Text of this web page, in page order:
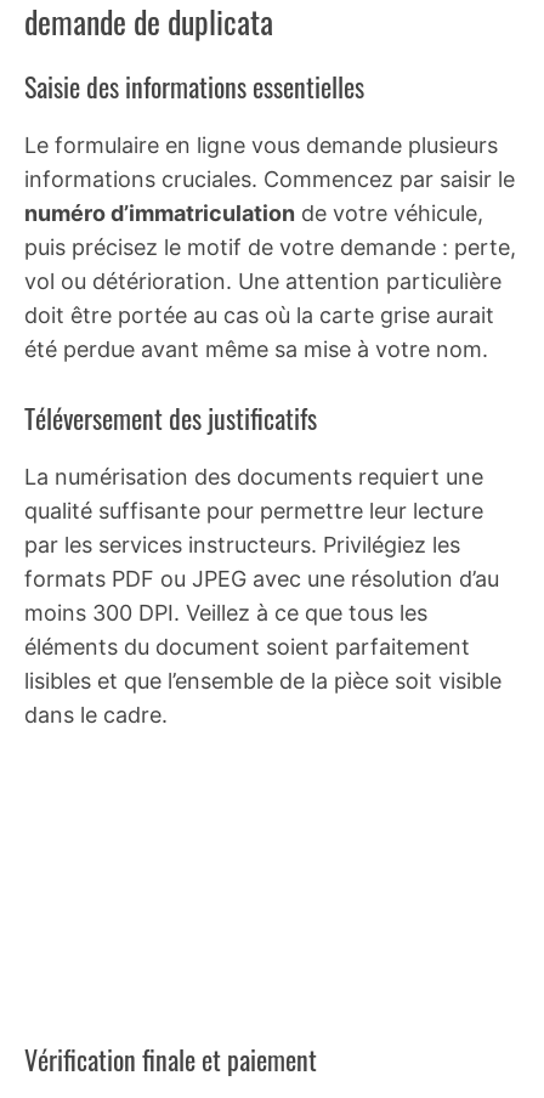
demande de duplicata
Saisie des informations essentielles
Le formulaire en ligne vous demande plusieurs
informations cruciales. Commencez par saisir le
numéro d’immatriculation de votre véhicule,
puis précisez le motif de votre demande : perte,
vol ou détérioration. Une attention particulière
doit être portée au cas où la carte grise aurait
été perdue avant même sa mise à votre nom.
Téléversement des justificatifs
La numérisation des documents requiert une
qualité suffisante pour permettre leur lecture
par les services instructeurs. Privilégiez les
formats PDF ou JPEG avec une résolution d’au
moins 300 DPI. Veillez à ce que tous les
éléments du document soient parfaitement
lisibles et que l’ensemble de la pièce soit visible
dans le cadre.
Vérification finale et paiement